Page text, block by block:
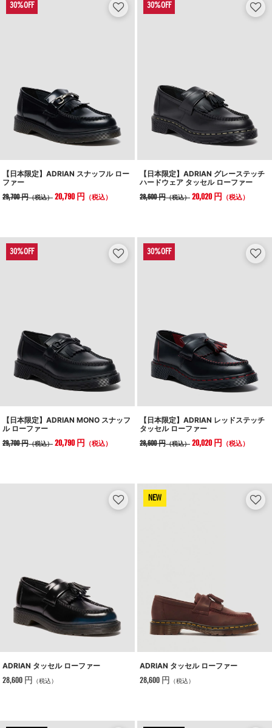
【日本限定】ADRIAN スナッフル ロー
ファー
29,700 円（税込） 20,790 円 （税込）
【日本限定】ADRIAN グレーステッチ
ハードウェア タッセル ローファー
28,600 円（税込） 20,020 円 （税込）
【日本限定】ADRIAN MONO スナッフ
ル ローファー
29,700 円（税込） 20,790 円 （税込）
【日本限定】ADRIAN レッドステッチ
タッセル ローファー
28,600 円（税込） 20,020 円 （税込）
ADRIAN タッセル ローファー
28,600 円 （税込）
NEW
ADRIAN タッセル ローファー
28,600 円 （税込）